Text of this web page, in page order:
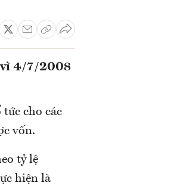
vì 4/7/2008
cho các
vốn.
tỷ lệ
hiện là